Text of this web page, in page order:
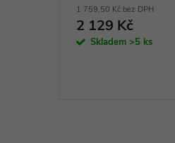
1 759,50 Kč bez DPH
2 129 Kč
Skladem >5 ks